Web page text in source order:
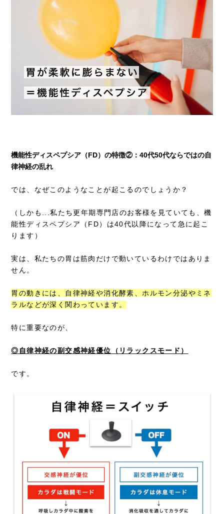
機能性ディスペプシア（FD）の特徴②：40代50代ならではの自
律神経の乱れ
では、なぜこのようなことが起こるのでしょうか？
（しかも...私たち更年期専門店のお客様を見ていても、機
能性ディスペプシア（FD）は40代以降になって急に起こ
ります）
実は、私たちの胃は筋肉だけで動いているわけではありま
せん。
胃の動きには、自律神経や消化酵素、ホルモン分泌やミネ
ラルなどが深く関わっています。
特に重要なのが、
◎自律神経の副交感神経優位（リラックスモード）
です。